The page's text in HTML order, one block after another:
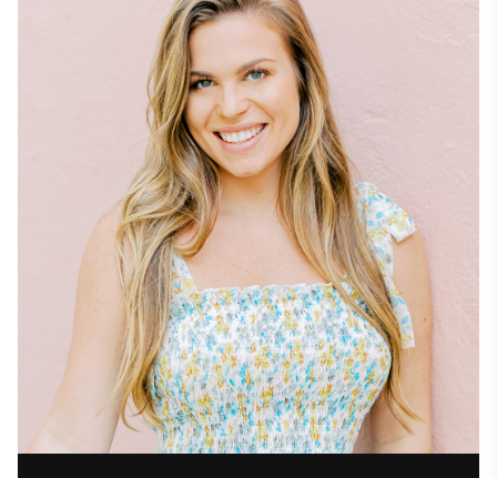
アリッサはソーシャルマーケティングの資格を有し、バー
ジニア・コモンウェルス大学芸術学部でグラフィックデザ
インの美術学士号を取得しています。